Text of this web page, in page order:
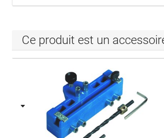
Ce produit est un